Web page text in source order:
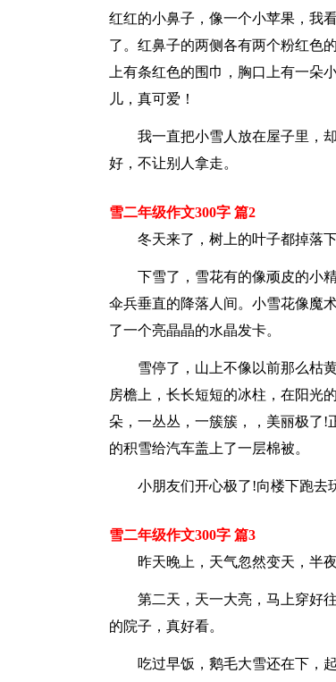
红红的小鼻子，像一个小苹果，我
了。红鼻子的两侧各有两个粉红色
上有条红色的围巾，胸口上有一朵
儿，真可爱！
我一直把小雪人放在屋子里，
好，不让别人拿走。
雪二年级作文300字 篇2
冬天来了，树上的叶子都掉落
下雪了，雪花有的像顽皮的小
伞兵垂直的降落人间。小雪花像魔
了一个亮晶晶的水晶发卡。
雪停了，山上不像以前那么枯
房檐上，长长短短的冰柱，在阳光
朵，一丛丛，一簇簇，，美丽极了!
的积雪给汽车盖上了一层棉被。
小朋友们开心极了!向楼下跑去
雪二年级作文300字 篇3
昨天晚上，天气忽然变天，半
第二天，天一大亮，马上穿好
的院子，真好看。
吃过早饭，鹅毛大雪还在下，